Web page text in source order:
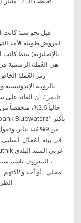
القروض طويلة الأمد
من 9% مُنذ يناير.
في بيئة المُعدّل السلبي
، المعروف باسم
محلي ، أو أحد